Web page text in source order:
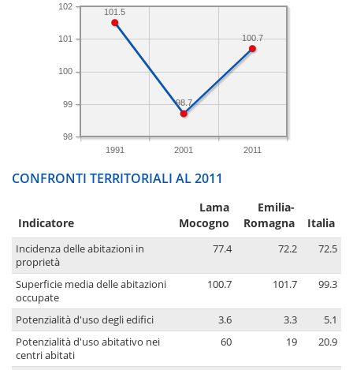
1991 2001 2011
98
99
100
101
102
100.7
98.7
101.5
CONFRONTI TERRITORIALI AL 2011
Indicatore
Lama
Mocogno
Emilia-
Romagna
Italia
Incidenza delle abitazioni in
proprietà
77.4 72.2 72.5
Superficie media delle abitazioni
occupate
100.7 101.7 99.3
Potenzialità d'uso degli edifici 3.6 3.3
5.1
Potenzialità d'uso abitativo nei
centri abitati
60 19 20.9